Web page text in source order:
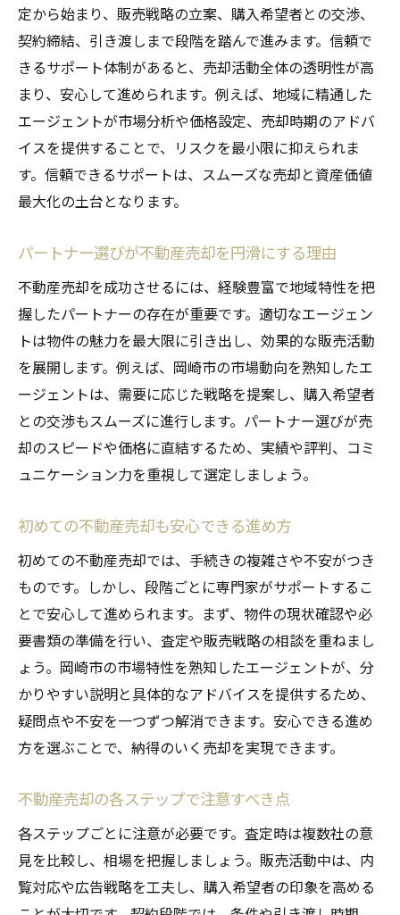
定から始まり、販売戦略の立案、購入希望者との交渉、
契約締結、引き渡しまで段階を踏んで進みます。信頼で
きるサポート体制があると、売却活動全体の透明性が高
まり、安心して進められます。例えば、地域に精通した
エージェントが市場分析や価格設定、売却時期のアドバ
イスを提供することで、リスクを最小限に抑えられま
す。信頼できるサポートは、スムーズな売却と資産価値
最大化の土台となります。
パートナー選びが不動産売却を円滑にする理由
不動産売却を成功させるには、経験豊富で地域特性を把
握したパートナーの存在が重要です。適切なエージェン
トは物件の魅力を最大限に引き出し、効果的な販売活動
を展開します。例えば、岡崎市の市場動向を熟知したエ
ージェントは、需要に応じた戦略を提案し、購入希望者
との交渉もスムーズに進行します。パートナー選びが売
却のスピードや価格に直結するため、実績や評判、コミ
ュニケーション力を重視して選定しましょう。
初めての不動産売却も安心できる進め方
初めての不動産売却では、手続きの複雑さや不安がつき
ものです。しかし、段階ごとに専門家がサポートするこ
とで安心して進められます。まず、物件の現状確認や必
要書類の準備を行い、査定や販売戦略の相談を重ねまし
ょう。岡崎市の市場特性を熟知したエージェントが、分
かりやすい説明と具体的なアドバイスを提供するため、
疑問点や不安を一つずつ解消できます。安心できる進め
方を選ぶことで、納得のいく売却を実現できます。
不動産売却の各ステップで注意すべき点
各ステップごとに注意が必要です。査定時は複数社の意
見を比較し、相場を把握しましょう。販売活動中は、内
覧対応や広告戦略を工夫し、購入希望者の印象を高める